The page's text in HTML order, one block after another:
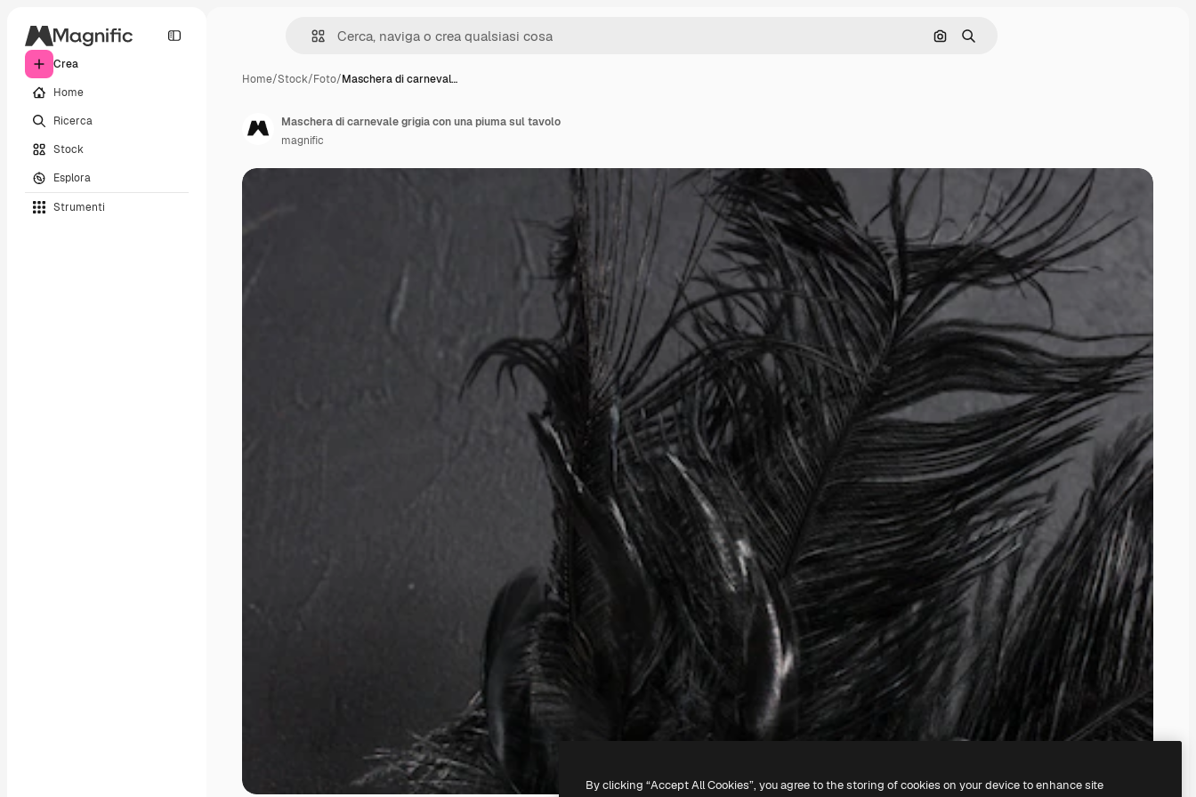
Crea
Home
Ricerca
Stock
Esplora
Strumenti
Cerca per immagine
Ricerca
Home/Stock/Foto/Maschera di carneval…
Maschera di carnevale grigia con una piuma sul tavolo
magnific
By clicking “Accept All Cookies”, you agree to the storing of cookies on your device to enhance site